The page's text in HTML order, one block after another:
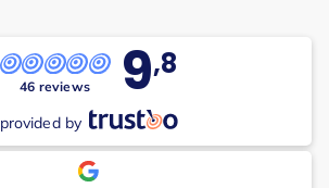
46 reviews 9,8
provided by